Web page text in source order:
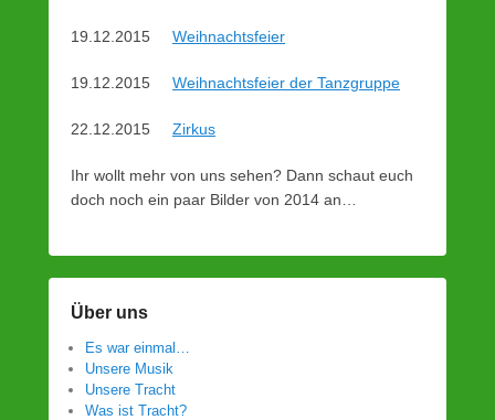
19.12.2015 Weihnachtsfeier
19.12.2015 Weihnachtsfeier der Tanzgruppe
22.12.2015 Zirkus
Ihr wollt mehr von uns sehen? Dann schaut euch
doch noch ein paar Bilder von 2014 an…
Über uns
Es war einmal…
Unsere Musik
Unsere Tracht
Was ist Tracht?